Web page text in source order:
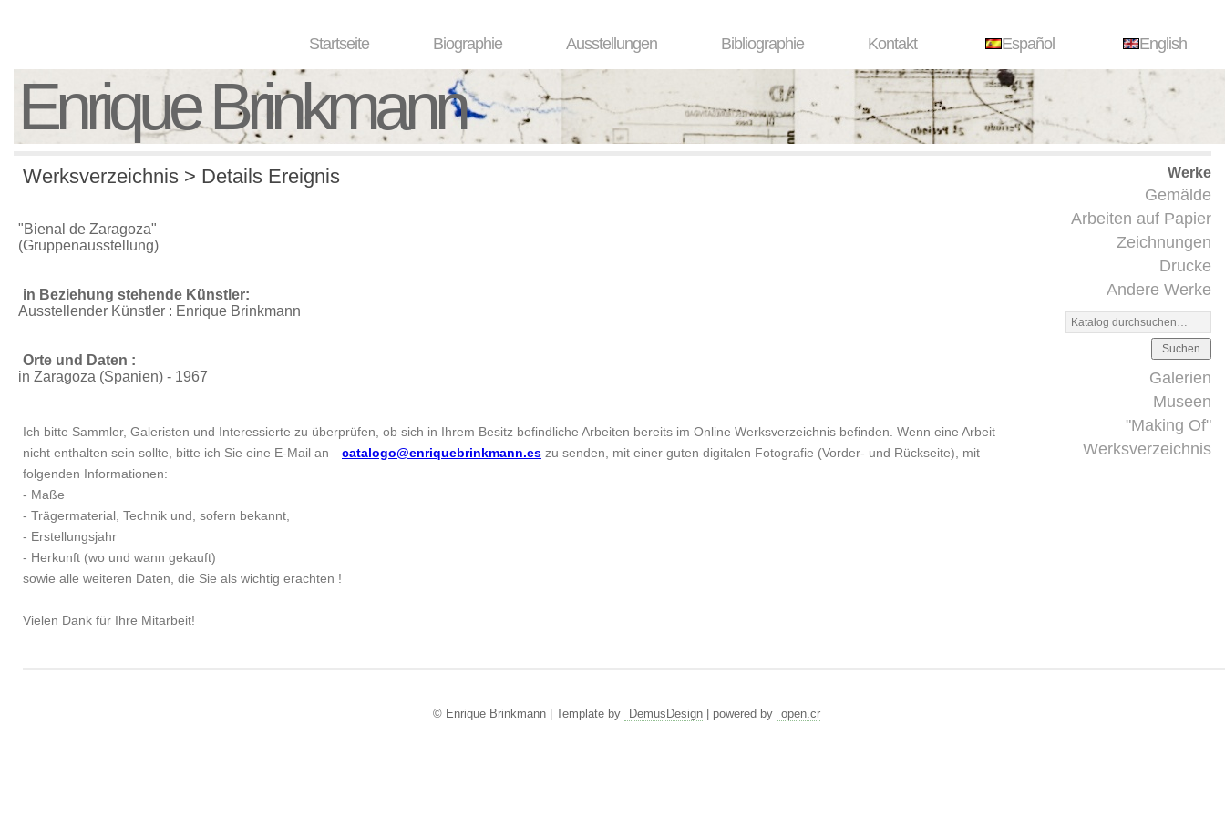
Startseite Biographie Ausstellungen Bibliographie Kontakt Español English
Enrique Brinkmann
Werke
Gemälde
Arbeiten auf Papier
Zeichnungen
Drucke
Andere Werke
Suchen
Galerien
Museen
"Making Of"
Werksverzeichnis
Werksverzeichnis > Details Ereignis
"Bienal de Zaragoza"
(Gruppenausstellung)
in Beziehung stehende Künstler:
Ausstellender Künstler : Enrique Brinkmann
Orte und Daten :
in Zaragoza (Spanien) - 1967
Ich bitte Sammler, Galeristen und Interessierte zu überprüfen, ob sich in Ihrem Besitz befindliche Arbeiten bereits im Online Werksverzeichnis befinden. Wenn eine Arbeit
nicht enthalten sein sollte, bitte ich Sie eine E-Mail an
catalogo@enriquebrinkmann.es zu senden, mit einer guten digitalen Fotografie (Vorder- und Rückseite), mit
folgenden Informationen:
- Maße
- Trägermaterial, Technik und, sofern bekannt,
- Erstellungsjahr
- Herkunft (wo und wann gekauft)
sowie alle weiteren Daten, die Sie als wichtig erachten !
Vielen Dank für Ihre Mitarbeit!
© Enrique Brinkmann | Template by DemusDesign| powered by open.cr